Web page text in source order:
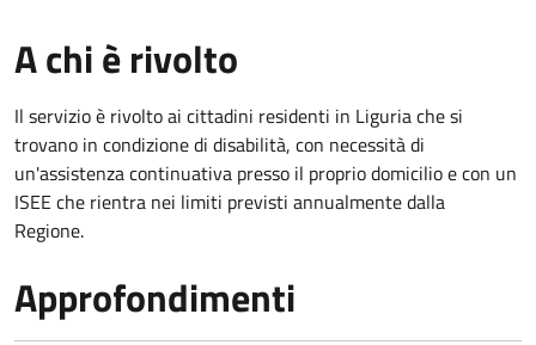
A chi è rivolto
Il servizio è rivolto ai cittadini residenti in Liguria che si
trovano in condizione di disabilità, con necessità di
un'assistenza continuativa presso il proprio domicilio e con un
ISEE che rientra nei limiti previsti annualmente dalla
Regione.
Approfondimenti